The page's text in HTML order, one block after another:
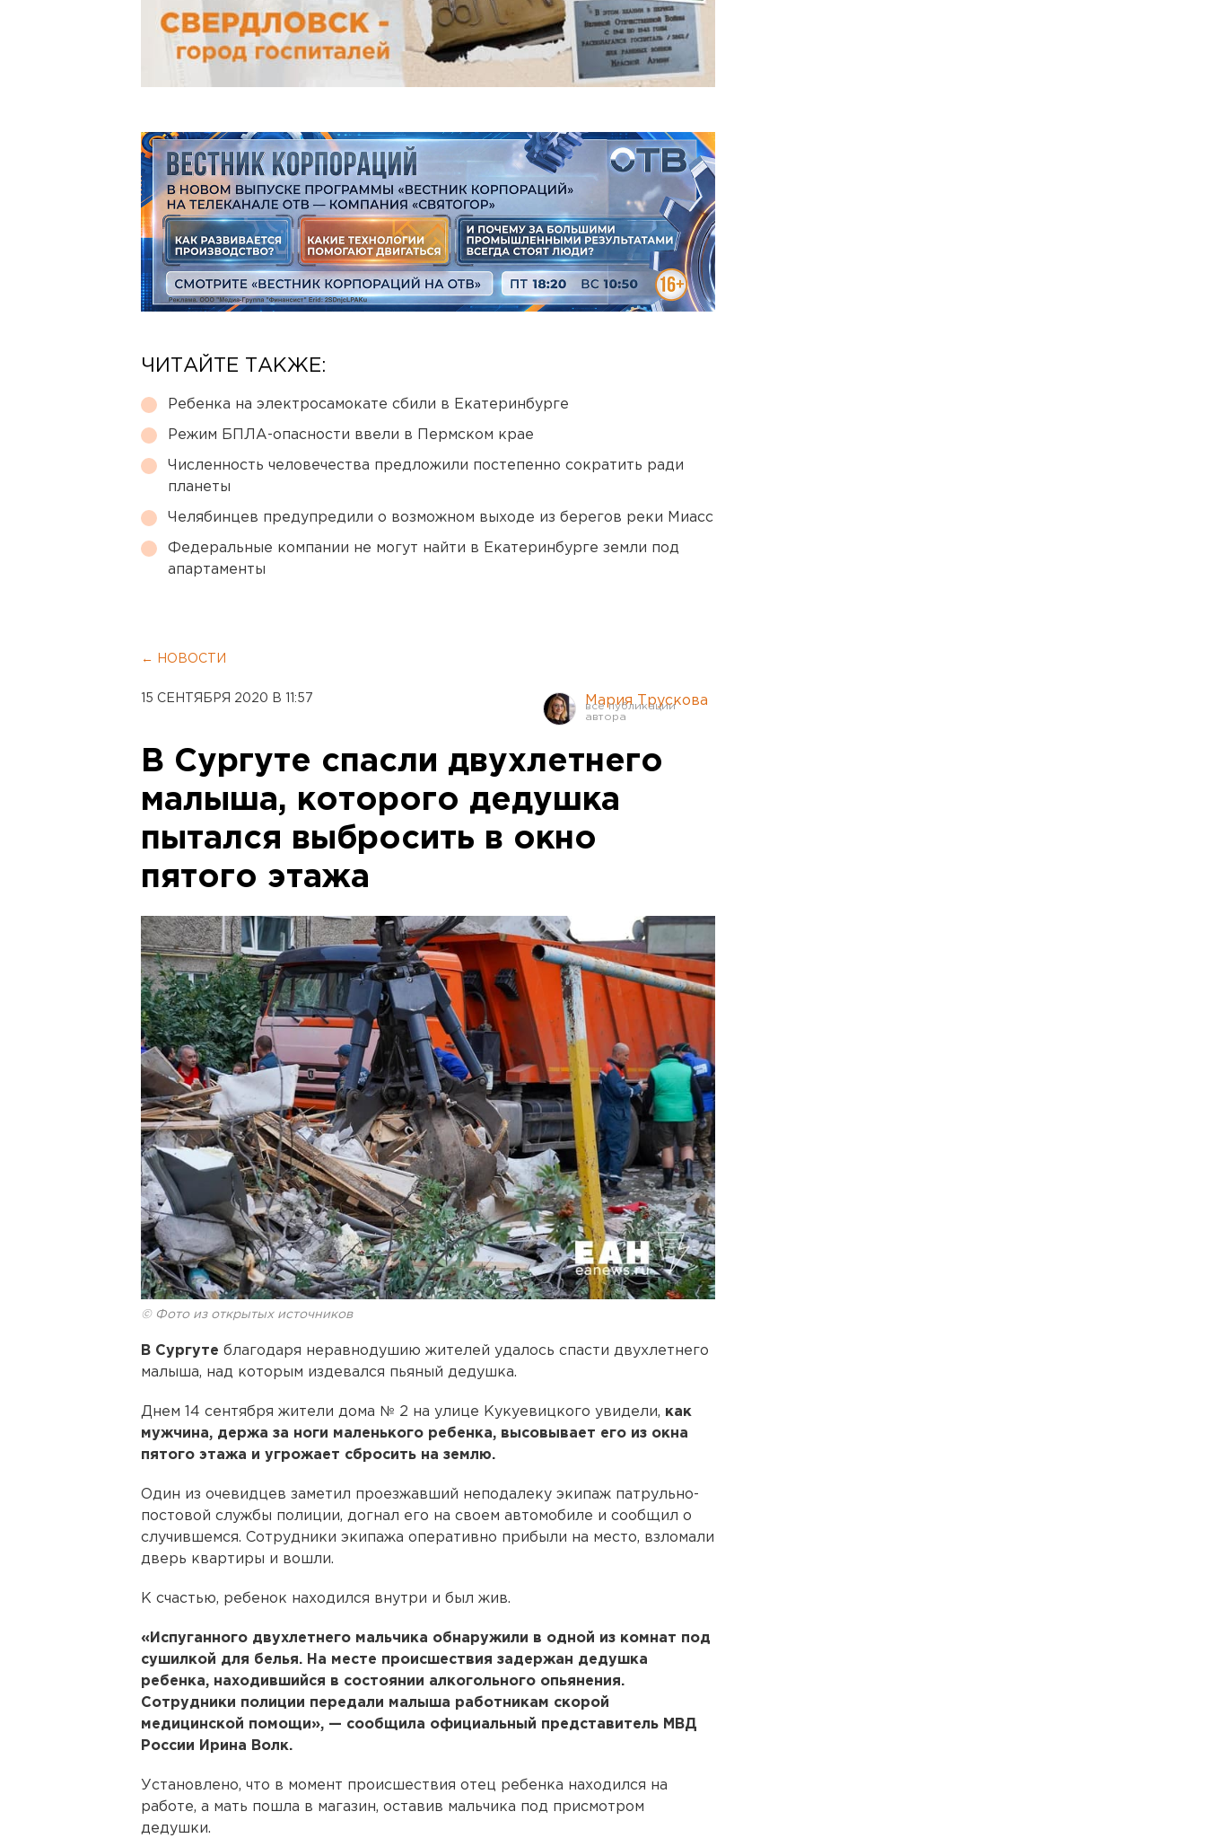
ЧИТАЙТЕ ТАКЖЕ:
Ребенка на электросамокате сбили в Екатеринбурге
Режим БПЛА-опасности ввели в Пермском крае
Численность человечества предложили постепенно сократить ради
планеты
Челябинцев предупредили о возможном выходе из берегов реки Миасс
Федеральные компании не могут найти в Екатеринбурге земли под
апартаменты
← НОВОСТИ
15 СЕНТЯБРЯ 2020 В 11:57 Мария Трускова
В Сургуте спасли двухлетнего
малыша, которого дедушка
пытался выбросить в окно
пятого этажа
© Фото из открытых источников
В Сургуте благодаря неравнодушию жителей удалось спасти двухлетнего
малыша, над которым издевался пьяный дедушка.
Днем 14 сентября жители дома № 2 на улице Кукуевицкого увидели, как
мужчина, держа за ноги маленького ребенка, высовывает его из окна
пятого этажа и угрожает сбросить на землю.
Один из очевидцев заметил проезжавший неподалеку экипаж патрульно-
постовой службы полиции, догнал его на своем автомобиле и сообщил о
случившемся. Сотрудники экипажа оперативно прибыли на место, взломали
дверь квартиры и вошли.
К счастью, ребенок находился внутри и был жив.
«Испуганного двухлетнего мальчика обнаружили в одной из комнат под
сушилкой для белья. На месте происшествия задержан дедушка
ребенка, находившийся в состоянии алкогольного опьянения.
Сотрудники полиции передали малыша работникам скорой
медицинской помощи», — сообщила официальный представитель МВД
России Ирина Волк.
Установлено, что в момент происшествия отец ребенка находился на
работе, а мать пошла в магазин, оставив мальчика под присмотром
дедушки.